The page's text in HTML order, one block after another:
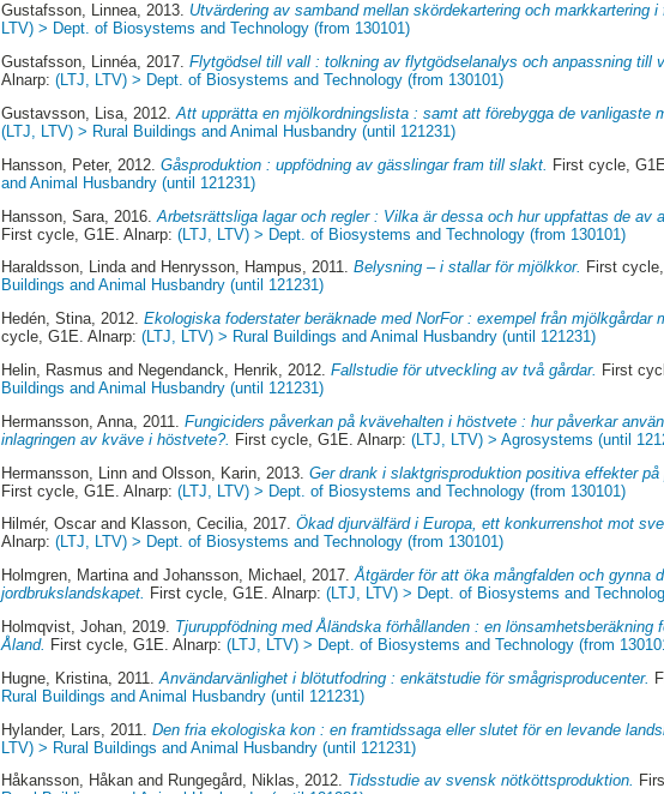
Gustafsson, Linnea, 2013. Utvärdering av samband mellan skördekartering och markkartering i
LTV) > Dept. of Biosystems and Technology (from 130101)
Gustafsson, Linnéa, 2017.Flytgödsel till vall : tolkning av flytgödselanalys och anpassning till
Alnarp:(LTJ, LTV) > Dept. of Biosystems and Technology (from 130101)
Gustavsson, Lisa, 2012.Att upprätta en mjölkordningslista : samt att förebygga de vanligaste
(LTJ, LTV) > Rural Buildings and Animal Husbandry (until 121231)
Hansson, Peter, 2012.Gåsproduktion : uppfödning av gässlingar fram till slakt. First cycle,
and Animal Husbandry (until 121231)
Hansson, Sara , 2016.Arbetsrättsliga lagar och regler : Vilka är dessa och hur uppfattas de av
First cycle, G1E. Alnarp:(LTJ, LTV) > Dept. of Biosystems and Technology (from 130101)
Haraldsson, Lindaand Henrysson, Hampus, 2011.Belysning – i stallar för mjölkkor. First
Buildings and Animal Husbandry (until 121231)
Hedén, Stina, 2012.Ekologiska foderstater beräknade med NorFor : exempel från mjölkgårdar
cycle, G1E. Alnarp:(LTJ, LTV) > Rural Buildings and Animal Husbandry (until 121231)
Helin, Rasmus and Negendanck, Henrik, 2012.Fallstudie för utveckling av två gårdar. First
Buildings and Animal Husbandry (until 121231)
Hermansson, Anna , 2011.Fungiciders påverkan på kvävehalten i höstvete : hur påverkar
inlagringen av kväve i höstvete?. First cycle, G1E. Alnarp:(LTJ, LTV) > Agrosystems (until
Hermansson, Linn andOlsson, Karin , 2013.Ger drank i slaktgrisproduktion positiva effekter
First cycle, G1E. Alnarp:(LTJ, LTV) > Dept. of Biosystems and Technology (from 130101)
Hilmér, Oscar and Klasson, Cecilia, 2017.Ökad djurvälfärd i Europa, ett konkurrenshot mot
Alnarp:(LTJ, LTV) > Dept. of Biosystems and Technology (from 130101)
Holmgren, MartinaandJohansson, Michael , 2017.Åtgärder för att öka mångfalden och gynna
jordbrukslandskapet. First cycle, G1E. Alnarp:(LTJ, LTV) > Dept. of Biosystems and
Holmqvist, Johan , 2019. Tjuruppfödning med Åländska förhållanden : en lönsamhetsberäkning
Åland. First cycle, G1E. Alnarp:(LTJ, LTV) > Dept. of Biosystems and Technology (from
Hugne, Kristina , 2011.Användarvänlighet i blötutfodring : enkätstudie för smågrisproducenter.
Rural Buildings and Animal Husbandry (until 121231)
Hylander, Lars , 2011.Den fria ekologiska kon : en framtidssaga eller slutet för en levande
LTV) > Rural Buildings and Animal Husbandry (until 121231)
Håkansson, Håkan and Rungegård, Niklas, 2012. Tidsstudie av svensk nötköttsproduktion.